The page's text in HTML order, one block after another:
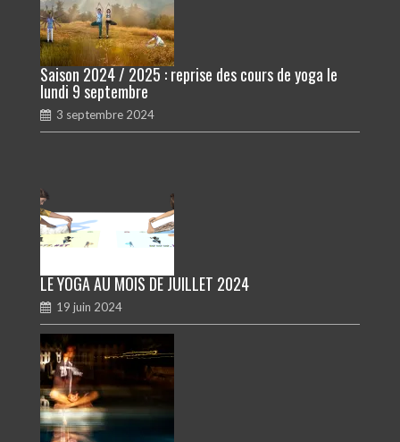
Saison 2024 / 2025 : reprise des cours de yoga le
lundi 9 septembre
3 septembre 2024
LE YOGA AU MOIS DE JUILLET 2024
19 juin 2024